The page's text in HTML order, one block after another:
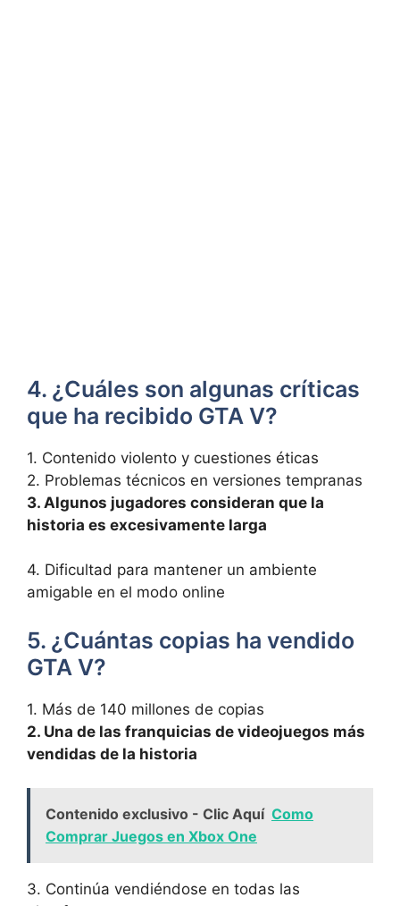
4. ¿Cuáles son ⁢algunas‌ críticas
que ha recibido GTA V?
1.⁤ Contenido ‍violento y cuestiones éticas
2. Problemas técnicos en versiones tempranas
3. Algunos jugadores consideran que la
historia es ⁣excesivamente ​larga
‍4. Dificultad⁤ para mantener un ambiente
amigable en el modo online
5. ¿Cuántas copias ha vendido
GTA V?
1. Más de 140 millones de copias
2. Una de las franquicias de ‌videojuegos más
vendidas de la historia
Contenido exclusivo - Clic Aquí Como
Comprar Juegos en Xbox One
3. Continúa vendiéndose en todas las